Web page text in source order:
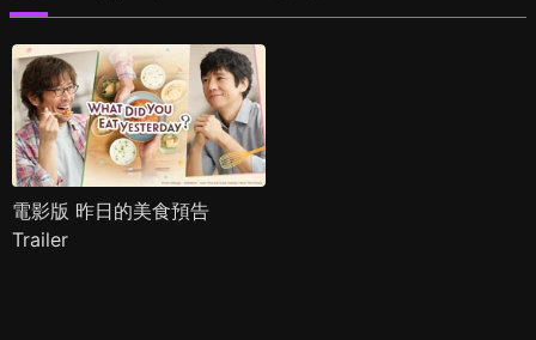
電影版 昨日的美食預告
Trailer